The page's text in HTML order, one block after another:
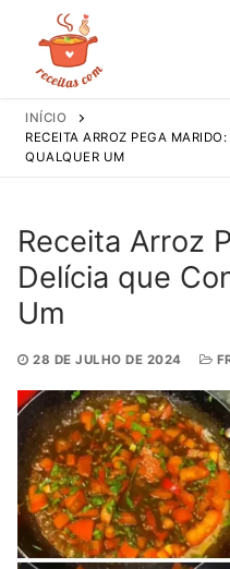
conteúdo
INÍCIO
RECEITA ARROZ PEGA
QUALQUER UM
Receita Arroz
Delícia que
Um
28 DE JULHO DE 2024